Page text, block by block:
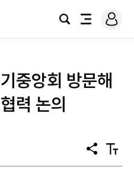
검
전
로
그
중앙회 방문해
력 논의
공
유
텍
스